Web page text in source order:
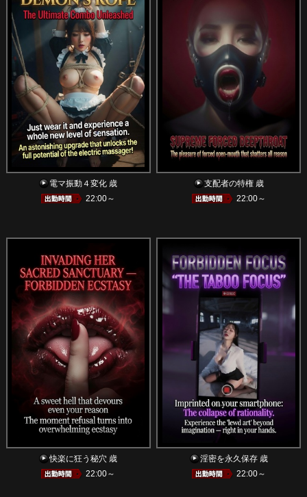
電マ振動４変化 歳
22:00～
支配者の特権 歳
22:00～
快楽に狂う秘穴 歳
22:00～
淫密を永久保存 歳
22:00～